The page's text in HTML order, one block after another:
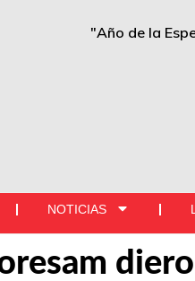
"Año de la
NOTICIAS